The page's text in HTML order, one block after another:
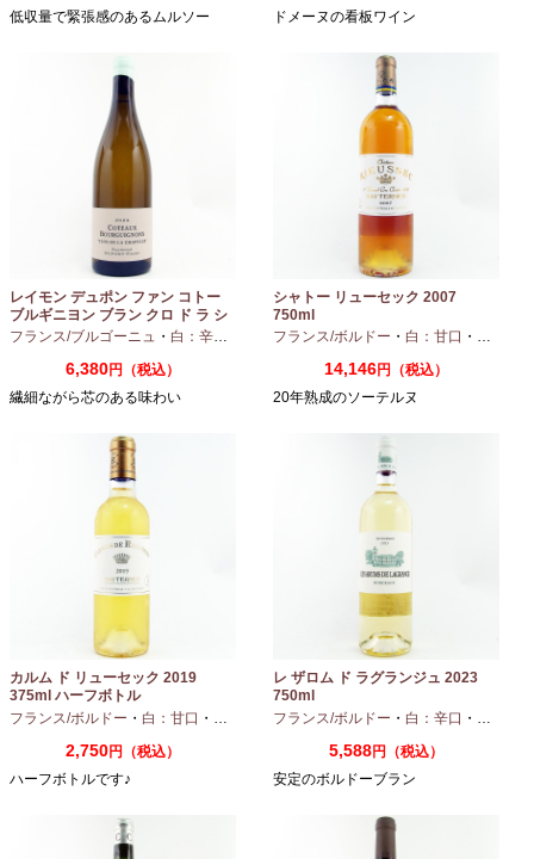
低収量で緊張感のあるムルソー ドメーヌの看板ワイン
レイモン デュポン ファン コトー
ブルギニヨン ブラン クロ ド ラ シ
ャペル 2024 750ml
フランス/ブルゴーニュ ・ 白：辛口 シャルドネ
6,380円（税込）
繊細ながら芯のある味わい
シャトー リューセック 2007
750ml
フランス/ボルドー ・ 白：甘口 ・ セミヨン
14,146円（税込）
20年熟成のソーテルヌ
カルム ド リューセック 2019
375ml ハーフボトル
フランス/ボルドー ・ 白：甘口 ・ セミヨン ・ソーヴィニオンブラン
2,750円（税込）
ハーフボトルです♪
レ ザロム ド ラグランジュ 2023
750ml
フランス/ボルドー ・ 白：辛口 ・ セミヨン
5,588円（税込）
安定のボルドーブラン